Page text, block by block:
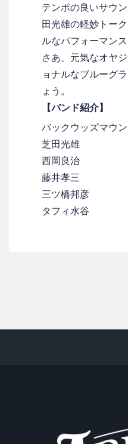
テンポの良いサウ
田光雄の軽妙トー
ルなパフォーマンス
さあ、元気なオヤ
ョナルなブルーグ
ょう。
【バンド紹介】
バックウッズマウ
芝田光雄
西岡良治
藤井孝三
三ツ橋邦彦
タフィ水谷